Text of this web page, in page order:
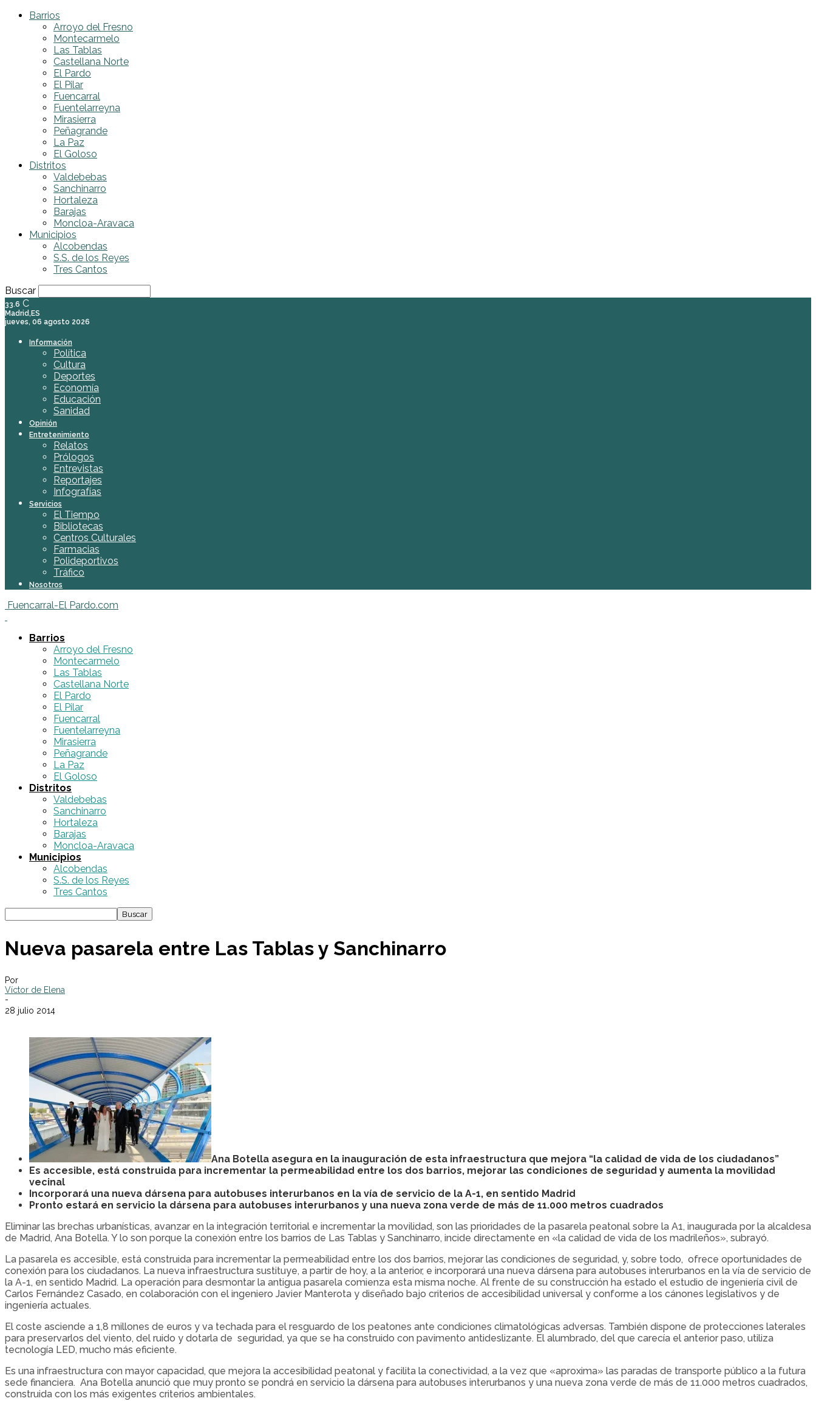
Barrios
Arroyo del Fresno
Montecarmelo
Las Tablas
Castellana Norte
El Pardo
El Pilar
Fuencarral
Fuentelarreyna
Mirasierra
Peñagrande
La Paz
El Goloso
Distritos
Valdebebas
Sanchinarro
Hortaleza
Barajas
Moncloa-Aravaca
Municipios
Alcobendas
S.S. de los Reyes
Tres Cantos
Buscar
33.6 C
Madrid,ES
jueves, 06 agosto 2026
Información
Política
Cultura
Deportes
Economía
Educación
Sanidad
Opinión
Entretenimiento
Relatos
Prólogos
Entrevistas
Reportajes
Infografías
Servicios
El Tiempo
Bibliotecas
Centros Culturales
Farmacias
Polideportivos
Tráfico
Nosotros
Fuencarral-El Pardo.com
Barrios
Arroyo del Fresno
Montecarmelo
Las Tablas
Castellana Norte
El Pardo
El Pilar
Fuencarral
Fuentelarreyna
Mirasierra
Peñagrande
La Paz
El Goloso
Distritos
Valdebebas
Sanchinarro
Hortaleza
Barajas
Moncloa-Aravaca
Municipios
Alcobendas
S.S. de los Reyes
Tres Cantos
Nueva pasarela entre Las Tablas y Sanchinarro
Por
Víctor de Elena
-
28 julio 2014
Ana Botella asegura en la inauguración de esta infraestructura que mejora “la calidad de vida de los ciudadanos”
Es accesible, está construida para incrementar la permeabilidad entre los dos barrios, mejorar las condiciones de seguridad y aumenta la movilidad
vecinal
Incorporará una nueva dársena para autobuses interurbanos en la vía de servicio de la A-1, en sentido Madrid
Pronto estará en servicio la dársena para autobuses interurbanos y una nueva zona verde de más de 11.000 metros cuadrados
Eliminar las brechas urbanísticas, avanzar en la integración territorial e incrementar la movilidad, son las prioridades de la pasarela peatonal sobre la A1, inaugurada por la alcaldesa
de Madrid, Ana Botella. Y lo son porque la conexión entre los barrios de Las Tablas y Sanchinarro, incide directamente en «la calidad de vida de los madrileños», subrayó.
La pasarela es accesible, está construida para incrementar la permeabilidad entre los dos barrios, mejorar las condiciones de seguridad, y, sobre todo, ofrece oportunidades de
conexión para los ciudadanos. La nueva infraestructura sustituye, a partir de hoy, a la anterior, e incorporará una nueva dársena para autobuses interurbanos en la vía de servicio de
la A-1, en sentido Madrid. La operación para desmontar la antigua pasarela comienza esta misma noche. Al frente de su construcción ha estado el estudio de ingeniería civil de
Carlos Fernández Casado, en colaboración con el ingeniero Javier Manterota y diseñado bajo criterios de accesibilidad universal y conforme a los cánones legislativos y de
ingeniería actuales.
El coste asciende a 1,8 millones de euros y va techada para el resguardo de los peatones ante condiciones climatológicas adversas. También dispone de protecciones laterales
para preservarlos del viento, del ruido y dotarla de seguridad, ya que se ha construido con pavimento antideslizante. El alumbrado, del que carecía el anterior paso, utiliza
tecnología LED, mucho más eficiente.
Es una infraestructura con mayor capacidad, que mejora la accesibilidad peatonal y facilita la conectividad, a la vez que «aproxima» las paradas de transporte público a la futura
sede financiera. Ana Botella anunció que muy pronto se pondrá en servicio la dársena para autobuses interurbanos y una nueva zona verde de más de 11.000 metros cuadrados,
construida con los más exigentes criterios ambientales.